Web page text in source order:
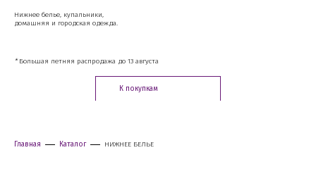
Нижнее белье, купальники,
домашняя и городская одежда.
*Большая летняя распродажа до 13 августа
К покупкам
Главная Каталог НИЖНЕЕ БЕЛЬЕ